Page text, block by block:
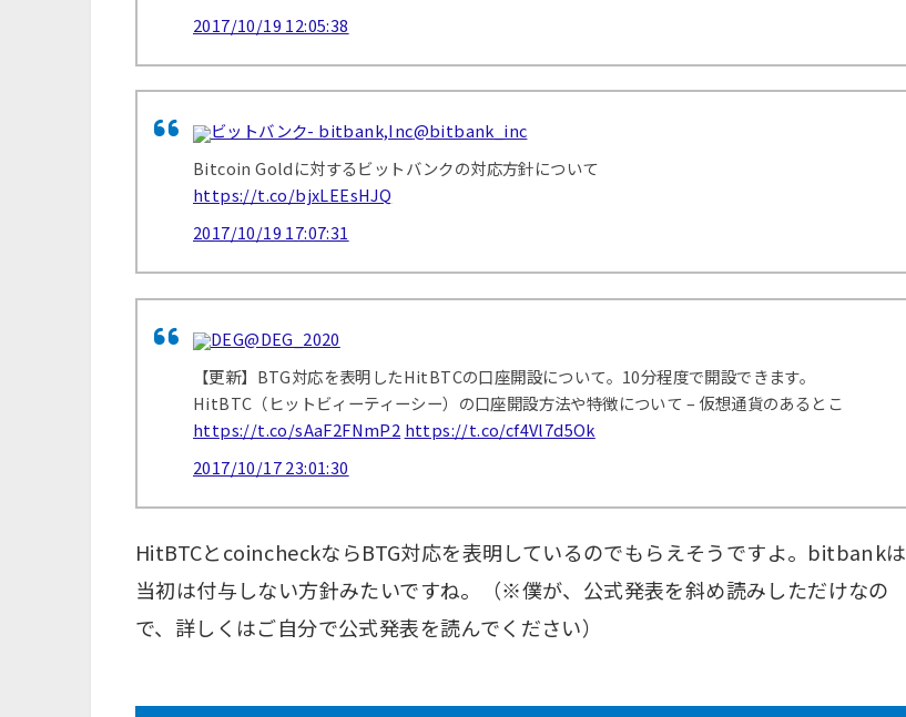
2017/10/19 12:05:38
ビットバンク- bitbank,Inc@bitbank_inc
Bitcoin Goldに対するビットバンクの対応方針について
https://t.co/bjxLEEsHJQ
2017/10/19 17:07:31
DEG@DEG_2020
【更新】BTG対応を表明したHitBTCの口座開設について。10分程度で開設できます。
HitBTC（ヒットビィーティーシー）の口座開設方法や特徴について – 仮想通貨のあるとこ
https://t.co/sAaF2FNmP2 https://t.co/cf4Vl7d5Ok
2017/10/17 23:01:30
HitBTCとcoincheckならBTG対応を表明しているのでもらえそうですよ。bitbankは
当初は付与しない方針みたいですね。（※僕が、公式発表を斜め読みしただけなの
で、詳しくはご自分で公式発表を読んでください）